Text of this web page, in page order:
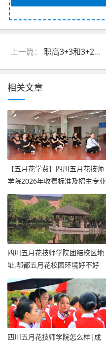
上一篇： 职高3+3和3+2大专有什么区别_职高3+2啥意思
相关文章
【五月花学费】四川五月花技师
学院2026年收费标准及招生专业
四川五月花技师学院团结校区地
址,郫都五月花校园环境好不好
四川五月花技师学院怎么样|成